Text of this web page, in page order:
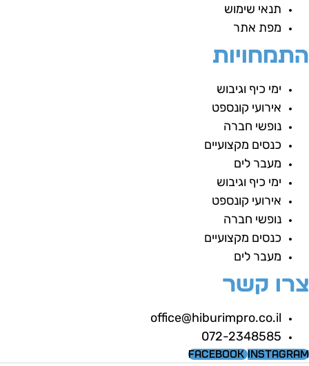
תנאי שימוש
מפת אתר
ימי כיף וגיבוש
אירועי קונספט
נופשי חברה
כנסים מקצועיים
מעבר לים
ימי כיף וגיבוש
אירועי קונספט
נופשי חברה
כנסים מקצועיים
מעבר לים
קשר
office@hiburimpro.co.il
072-2348585
Facebook